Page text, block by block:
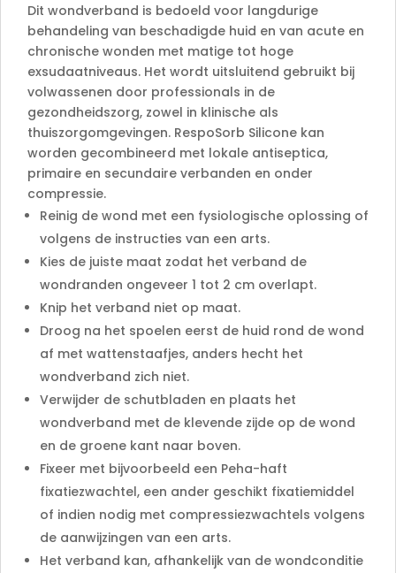
Dit wondverband is bedoeld voor langdurige
behandeling van beschadigde huid en van acute en
chronische wonden met matige tot hoge
exsudaatniveaus. Het wordt uitsluitend gebruikt bij
volwassenen door professionals in de
gezondheidszorg, zowel in klinische als
thuiszorgomgevingen. RespoSorb Silicone kan
worden gecombineerd met lokale antiseptica,
primaire en secundaire verbanden en onder
compressie.
Reinig de wond met een fysiologische oplossing of
volgens de instructies van een arts.
Kies de juiste maat zodat het verband de
wondranden ongeveer 1 tot 2 cm overlapt.
Knip het verband niet op maat.
Droog na het spoelen eerst de huid rond de wond
af met wattenstaafjes, anders hecht het
wondverband zich niet.
Verwijder de schutbladen en plaats het
wondverband met de klevende zijde op de wond
en de groene kant naar boven.
Fixeer met bijvoorbeeld een Peha-haft
fixatiezwachtel, een ander geschikt fixatiemiddel
of indien nodig met compressiezwachtels volgens
de aanwijzingen van een arts.
Het verband kan, afhankelijk van de wondconditie